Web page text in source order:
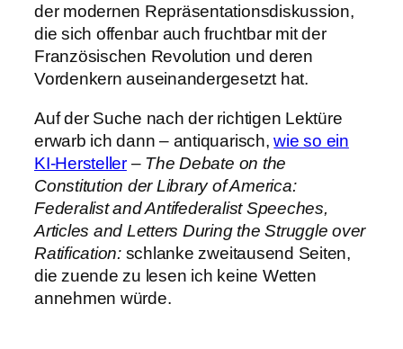
der modernen Repräsentationsdiskussion,
die sich offenbar auch fruchtbar mit der
Französischen Revolution und deren
Vordenkern auseinandergesetzt hat.
Auf der Suche nach der richtigen Lektüre
erwarb ich dann – antiquarisch,wie so ein
KI‑Hersteller– The Debate on the
Constitution der Library of America:
Federalist and Antifederalist Speeches,
Articles and Letters During the Struggle over
Ratification:schlanke zweitausend Seiten,
die zuende zu lesen ich keine Wetten
annehmen würde.